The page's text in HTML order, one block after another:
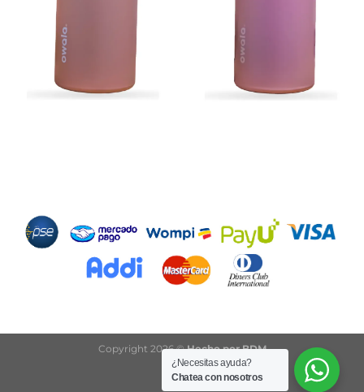
Copyright 2026 ©Hecho por BDM
¿Necesitas ayuda?
Chatea con nosotros